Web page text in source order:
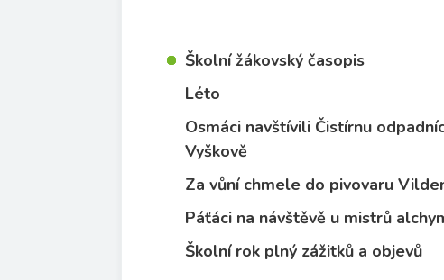
Školní žákovský časopis
Léto
Osmáci navštívili Čistírnu
Vyškově
Za vůní chmele do pivovaru
Páťáci na návštěvě u mistrů
Školní rok plný zážitků a objevů